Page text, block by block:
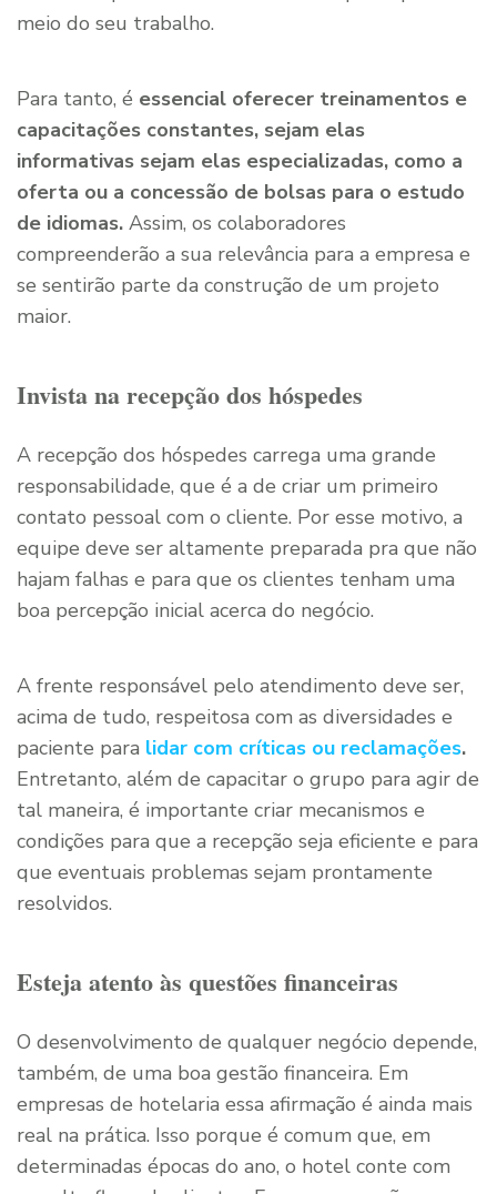
meio do seu trabalho.
Para tanto, é essencial oferecer treinamentos e
capacitações constantes, sejam elas
informativas sejam elas especializadas, como a
oferta ou a concessão de bolsas para o estudo
de idiomas. Assim, os colaboradores
compreenderão a sua relevância para a empresa e
se sentirão parte da construção de um projeto
maior.
Invista na recepção dos hóspedes
A recepção dos hóspedes carrega uma grande
responsabilidade, que é a de criar um primeiro
contato pessoal com o cliente. Por esse motivo, a
equipe deve ser altamente preparada pra que não
hajam falhas e para que os clientes tenham uma
boa percepção inicial acerca do negócio.
A frente responsável pelo atendimento deve ser,
acima de tudo, respeitosa com as diversidades e
paciente para lidar com críticas ou reclamações.
Entretanto, além de capacitar o grupo para agir de
tal maneira, é importante criar mecanismos e
condições para que a recepção seja eficiente e para
que eventuais problemas sejam prontamente
resolvidos.
Esteja atento às questões financeiras
O desenvolvimento de qualquer negócio depende,
também, de uma boa gestão financeira. Em
empresas de hotelaria essa afirmação é ainda mais
real na prática. Isso porque é comum que, em
determinadas épocas do ano, o hotel conte com